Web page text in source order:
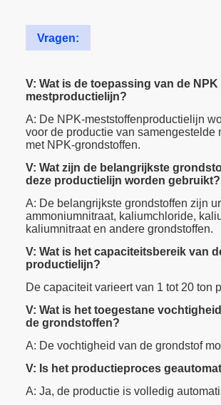
Vragen:
V: Wat is de toepassing van de NPK
mestproductielijn?
A: De NPK-meststoffenproductielijn
voor de productie van samengestelde
met NPK-grondstoffen.
V: Wat zijn de belangrijkste
deze productielijn worden gebruikt?
A: De belangrijkste grondstoffen zijn
ammoniumnitraat, kaliumchloride,
kaliumnitraat en andere grondstoffen.
V: Wat is het capaciteitsbereik van
productielijn?
De capaciteit varieert van 1 tot 20 ton
V: Wat is het toegestane
de grondstoffen?
A: De vochtigheid van de grondstof
V: Is het productieproces
A: Ja, de productie is volledig